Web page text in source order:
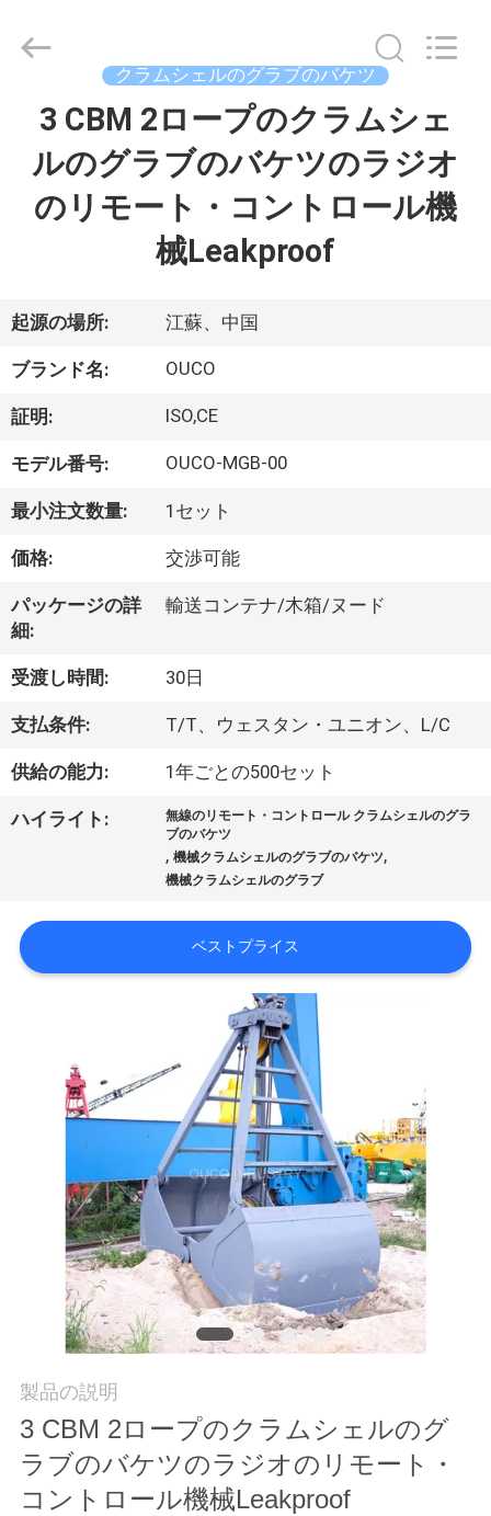
ビ
デ
オ
VR
シ
ョ
ー
わ
た
し
に
品
質
管
2020
INTERNATIONAL
GROUP
Reserved.
クラムシェルのグラブのバケツ
3 CBM 2ロープのクラムシェ
ルのグラブのバケツのラジオ
のリモート・コントロール機
械Leakproof
起源の場所: 江蘇、中国
ブランド名: OUCO
証明: ISO,CE
モデル番号: OUCO-MGB-00
最小注文数量: 1セット
価格: 交渉可能
パッケージの詳
細:
輸送コンテナ/木箱/ヌード
受渡し時間: 30日
支払条件: T/T、ウェスタン・ユニオン、L/C
供給の能力: 1年ごとの500セット
ハイライト:
無線のリモート・コントロール クラムシェルのグラ
ブのバケツ
,機械クラムシェルのグラブのバケツ,
機械クラムシェルのグラブ
ベストプライス
製品の説明
3 CBM 2ロープのクラムシェルのグ
ラブのバケツのラジオのリモート・
コントロール機械Leakproof